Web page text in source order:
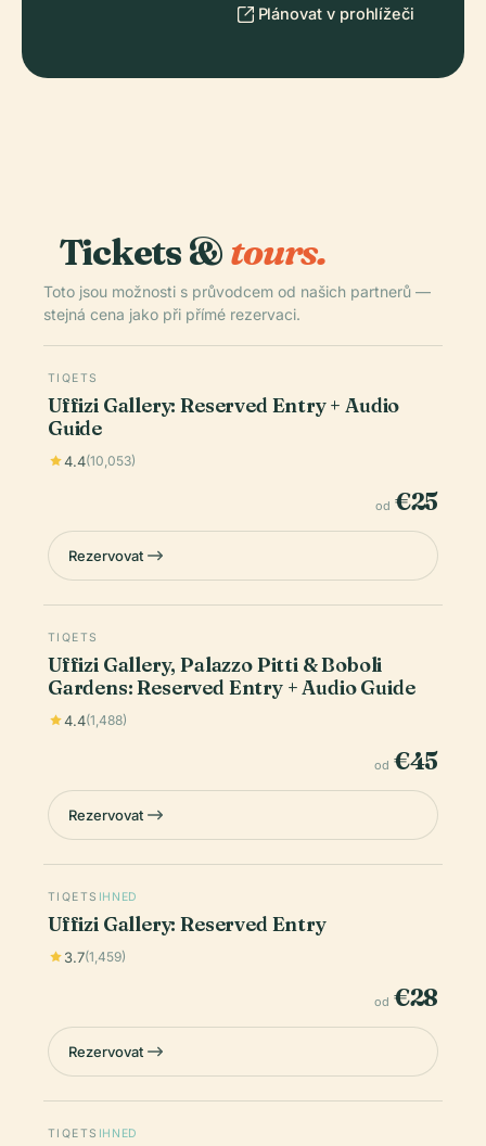
Plánovat v prohlížeči
Tickets &tours.
Toto jsou možnosti s průvodcem od našich partnerů —
stejná cena jako při přímé rezervaci.
TIQETS
Uffizi Gallery: Reserved Entry + Audio
Guide
4.4(10,053)
od €25
Rezervovat
TIQETS
Uffizi Gallery, Palazzo Pitti & Boboli
Gardens: Reserved Entry + Audio Guide
4.4(1,488)
od €45
Rezervovat
TIQETS IHNED
Uffizi Gallery: Reserved Entry
3.7(1,459)
od €28
Rezervovat
TIQETS IHNED